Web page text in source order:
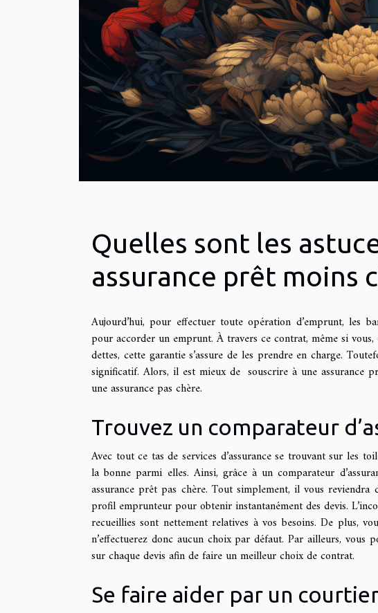
Quelles sont les
assurance prêt moins
Aujourd’hui, pour effectuer toute opération d’emprunt, les
pour accorder un emprunt. À travers ce contrat, même si
dettes, cette garantie s’assure de les prendre en charge.
significatif. Alors, il est mieux de souscrire à une assurance
une assurance pas chère.
Trouvez un comparateur
Avec tout ce tas de services d’assurance se trouvant sur les
la bonne parmi elles. Ainsi, grâce à un comparateur
assurance prêt pas chère. Tout simplement, il vous
profil emprunteur pour obtenir instantanément des devis.
recueillies sont nettement relatives à vos besoins. De plus,
n’effectuerez donc aucun choix par défaut. Par ailleurs, vous
sur chaque devis afin de faire un meilleur choix de contrat.
Se faire aider par un